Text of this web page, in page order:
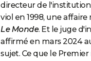
directeur de
viol en 1998, une
Le Monde. Et le juge
affirmé en mars 2024
sujet. Ce que le